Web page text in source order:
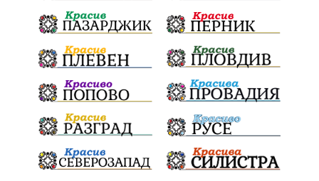
ремонти образование жените
Национален празник АПИ бягане обичаи
кукери мислене наука подарък
екскурзия икономика лев оставка
традиции и обичаи лято язовири